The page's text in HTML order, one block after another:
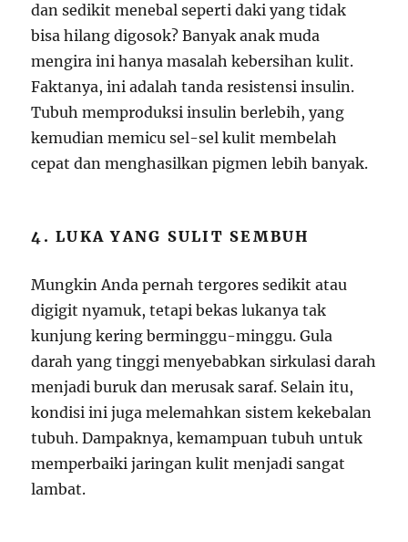
dan sedikit menebal seperti daki yang tidak
bisa hilang digosok? Banyak anak muda
mengira ini hanya masalah kebersihan kulit.
Faktanya, ini adalah tanda resistensi insulin.
Tubuh memproduksi insulin berlebih, yang
kemudian memicu sel-sel kulit membelah
cepat dan menghasilkan pigmen lebih banyak.
4. LUKA YANG SULIT SEMBUH
Mungkin Anda pernah tergores sedikit atau
digigit nyamuk, tetapi bekas lukanya tak
kunjung kering berminggu-minggu. Gula
darah yang tinggi menyebabkan sirkulasi darah
menjadi buruk dan merusak saraf. Selain itu,
kondisi ini juga melemahkan sistem kekebalan
tubuh. Dampaknya, kemampuan tubuh untuk
memperbaiki jaringan kulit menjadi sangat
lambat.